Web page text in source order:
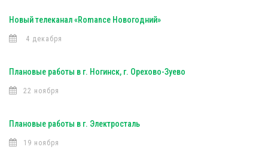
Новый телеканал «Romance Новогодний»
4 декабря
Плановые работы в г. Ногинск, г. Орехово-Зуево
22 ноября
Плановые работы в г. Электросталь
19 ноября